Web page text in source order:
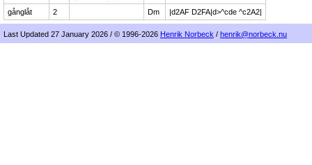
gånglåt 2 Dm |d2AF D2FA|d>^cde ^c2A2|
Last Updated 27 January 2026 / © 1996-2026 Henrik Norbeck / henrik@norbeck.nu